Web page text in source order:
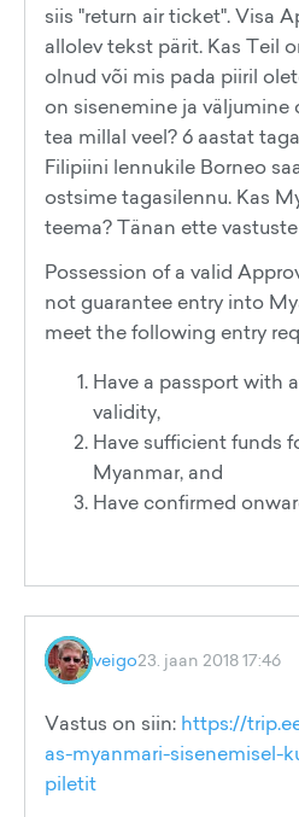
siis "return air ticket". Visa
allolev tekst pärit. Kas Teil
olnud või mis pada piiril
on sisenemine ja väljumine
tea millal veel? 6 aastat
Filipiini lennukile Borneo
ostsime tagasilennu. Kas
teema? Tänan ette
Possession of a valid
not guarantee entry into
meet the following entry
Have a passport with
validity,
Have sufficient funds
Myanmar, and
Have confirmed
veigo23. jaan 2018 17:46
Vastus on siin: https://
as-myanmari-sisenemisel-
piletit